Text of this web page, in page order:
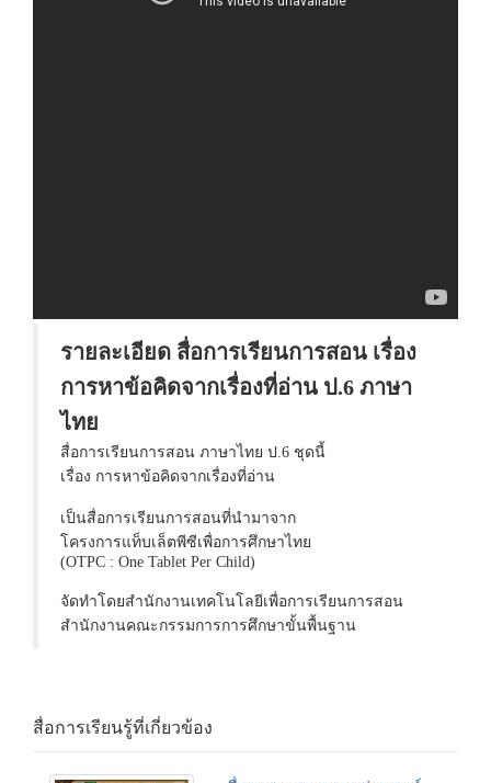
รายละเอียด สื่อการเรียนการสอน เรื่อง
การหาข้อคิดจากเรื่องที่อ่าน ป.6 ภาษา
ไทย
สื่อการเรียนการสอน ภาษาไทย ป.6 ชุดนี้
เรื่อง การหาข้อคิดจากเรื่องที่อ่าน
เป็นสื่อการเรียนการสอนที่นำมาจาก
โครงการแท็บเล็ตพีซีเพื่อการศึกษาไทย
(OTPC : One Tablet Per Child)
จัดทำโดยสำนักงานเทคโนโลยีเพื่อการเรียนการสอน
สำนักงานคณะกรรมการการศึกษาขั้นพื้นฐาน
สื่อการเรียนรู้ที่เกี่ยวข้อง